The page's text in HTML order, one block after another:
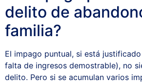
delito de
familia?
El impago puntual, si está
falta de ingresos demostrable), no
delito. Pero si se acumulan varios